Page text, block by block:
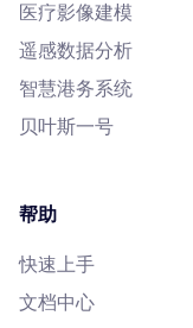
医疗影像建模
遥感数据分析
智慧港务系统
贝叶斯一号
帮助
快速上手
文档中心